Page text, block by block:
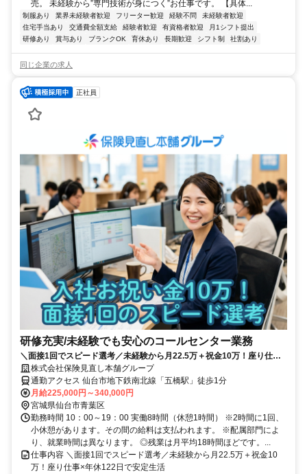
売。 未経験から”専門技術が身につく”お仕事です。 【具体...
制服あり 業界未経験者歓迎 フリーター歓迎 経験不問
未経験者歓迎
住宅手当あり
交通費全額支給 経験者歓迎 有資格者歓迎
月1シフト提出
研修あり
賞与あり ブランクOK 育休あり 長期歓迎 シフト制 社割あり
同じ企業の求人
正社員
研修充実/未経験でも安心のコールセンター業務
＼面接1回でスピード選考／未経験から月22.5万＋祝金10万！座り仕事×
年休122日で安定生活
株式会社保険見直し本舗グループ
通勤アクセス 仙台市地下鉄南北線「五橋駅」徒歩1分
月給225,000円～340,000円
宮城県仙台市青葉区
勤務時間 10：00～19：00 実働8時間（休憩1時間） ※2時間に1回、
小休憩があります。その間の給料は支払われます。 ※配属部門によ
り、就業時間は異なります。 ◎残業は月平均18時間ほどです。...
仕事内容 ＼面接1回でスピード選考／未経験から月22.5万＋祝金10
万！座り仕事×年休122日で安定生活